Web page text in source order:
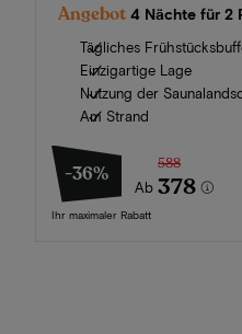
Angebot 4 Nächte für 2
Tägliches
Einzigartige Lage
Nutzung der
Am Strand
-36%
Ab
588
378
Ihr maximaler Rabatt